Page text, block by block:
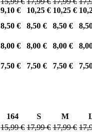
9,10 €
10,25 € 10,25 €
8,50 € 8,50 € 8,50 €
8,00 € 8,00 € 8,00 €
7,50 € 7,50 € 7,50 €
164 S M
15,99 € 17,99 € 17,99 €